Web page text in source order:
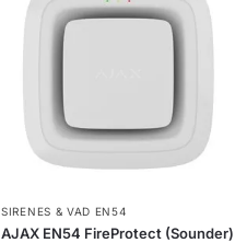
SIRENES & VAD EN54
AJAX EN54 FireProtect (Sounder)